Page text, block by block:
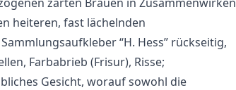
heiteren, fast lächelnden
“H. Hess” rückseitig,
Farbabrieb (Frisur), Risse;
Gesicht, worauf sowohl die